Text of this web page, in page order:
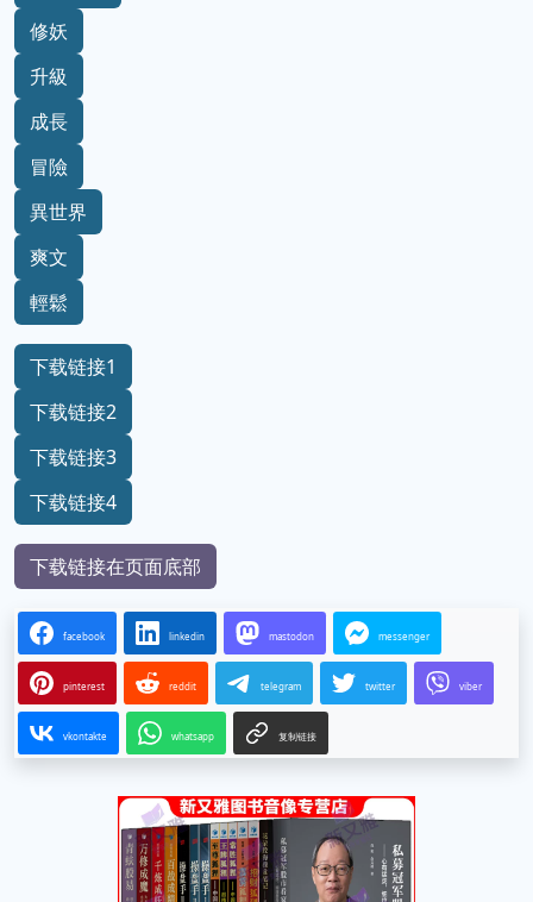
修妖
升級
成長
冒險
異世界
爽文
輕鬆
下载链接1
下载链接2
下载链接3
下载链接4
下载链接在页面底部
facebook linkedin mastodon messenger
pinterest reddit telegram twitter viber
vkontakte whatsapp 复制链接